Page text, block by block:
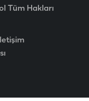
Tüm Hakları
İletişim